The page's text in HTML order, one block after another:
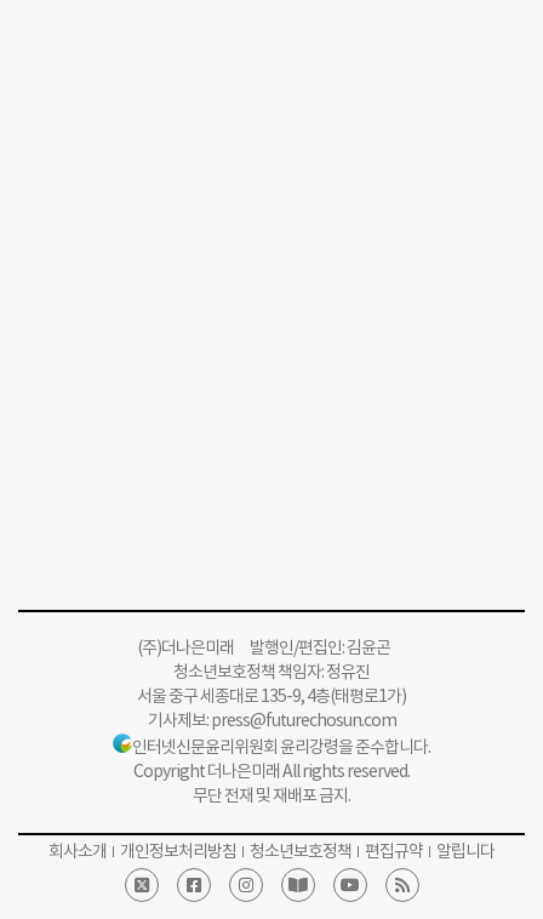
(주)더나은미래 발행인/편집인: 김윤곤
청소년보호정책 책임자: 정유진
서울 중구 세종대로 135-9, 4층(태평로1가)
기사제보:press@futurechosun.com
인터넷신문윤리위원회 윤리강령을 준수합니다.
Copyright 더나은미래 All rights reserved.
무단 전재 및 재배포 금지.
회사소개 개인정보처리방침 청소년보호정책 편집규약 알립니다